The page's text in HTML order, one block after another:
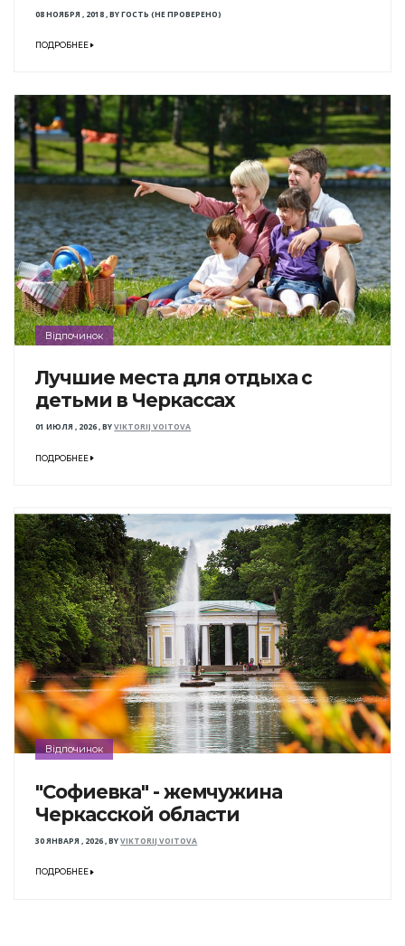
08 НОЯБРЯ , 2018,BYГОСТЬ (НЕ ПРОВЕРЕНО)
ПОДРОБНЕЕ
Відпочинок
Лучшие места для отдыха с
детьми в Черкассах
01 ИЮЛЯ , 2026,BYVIKTORIJ VOITOVA
ПОДРОБНЕЕ
Відпочинок
"Софиевка" - жемчужина
Черкасской области
30 ЯНВАРЯ , 2026,BYVIKTORIJ VOITOVA
ПОДРОБНЕЕ